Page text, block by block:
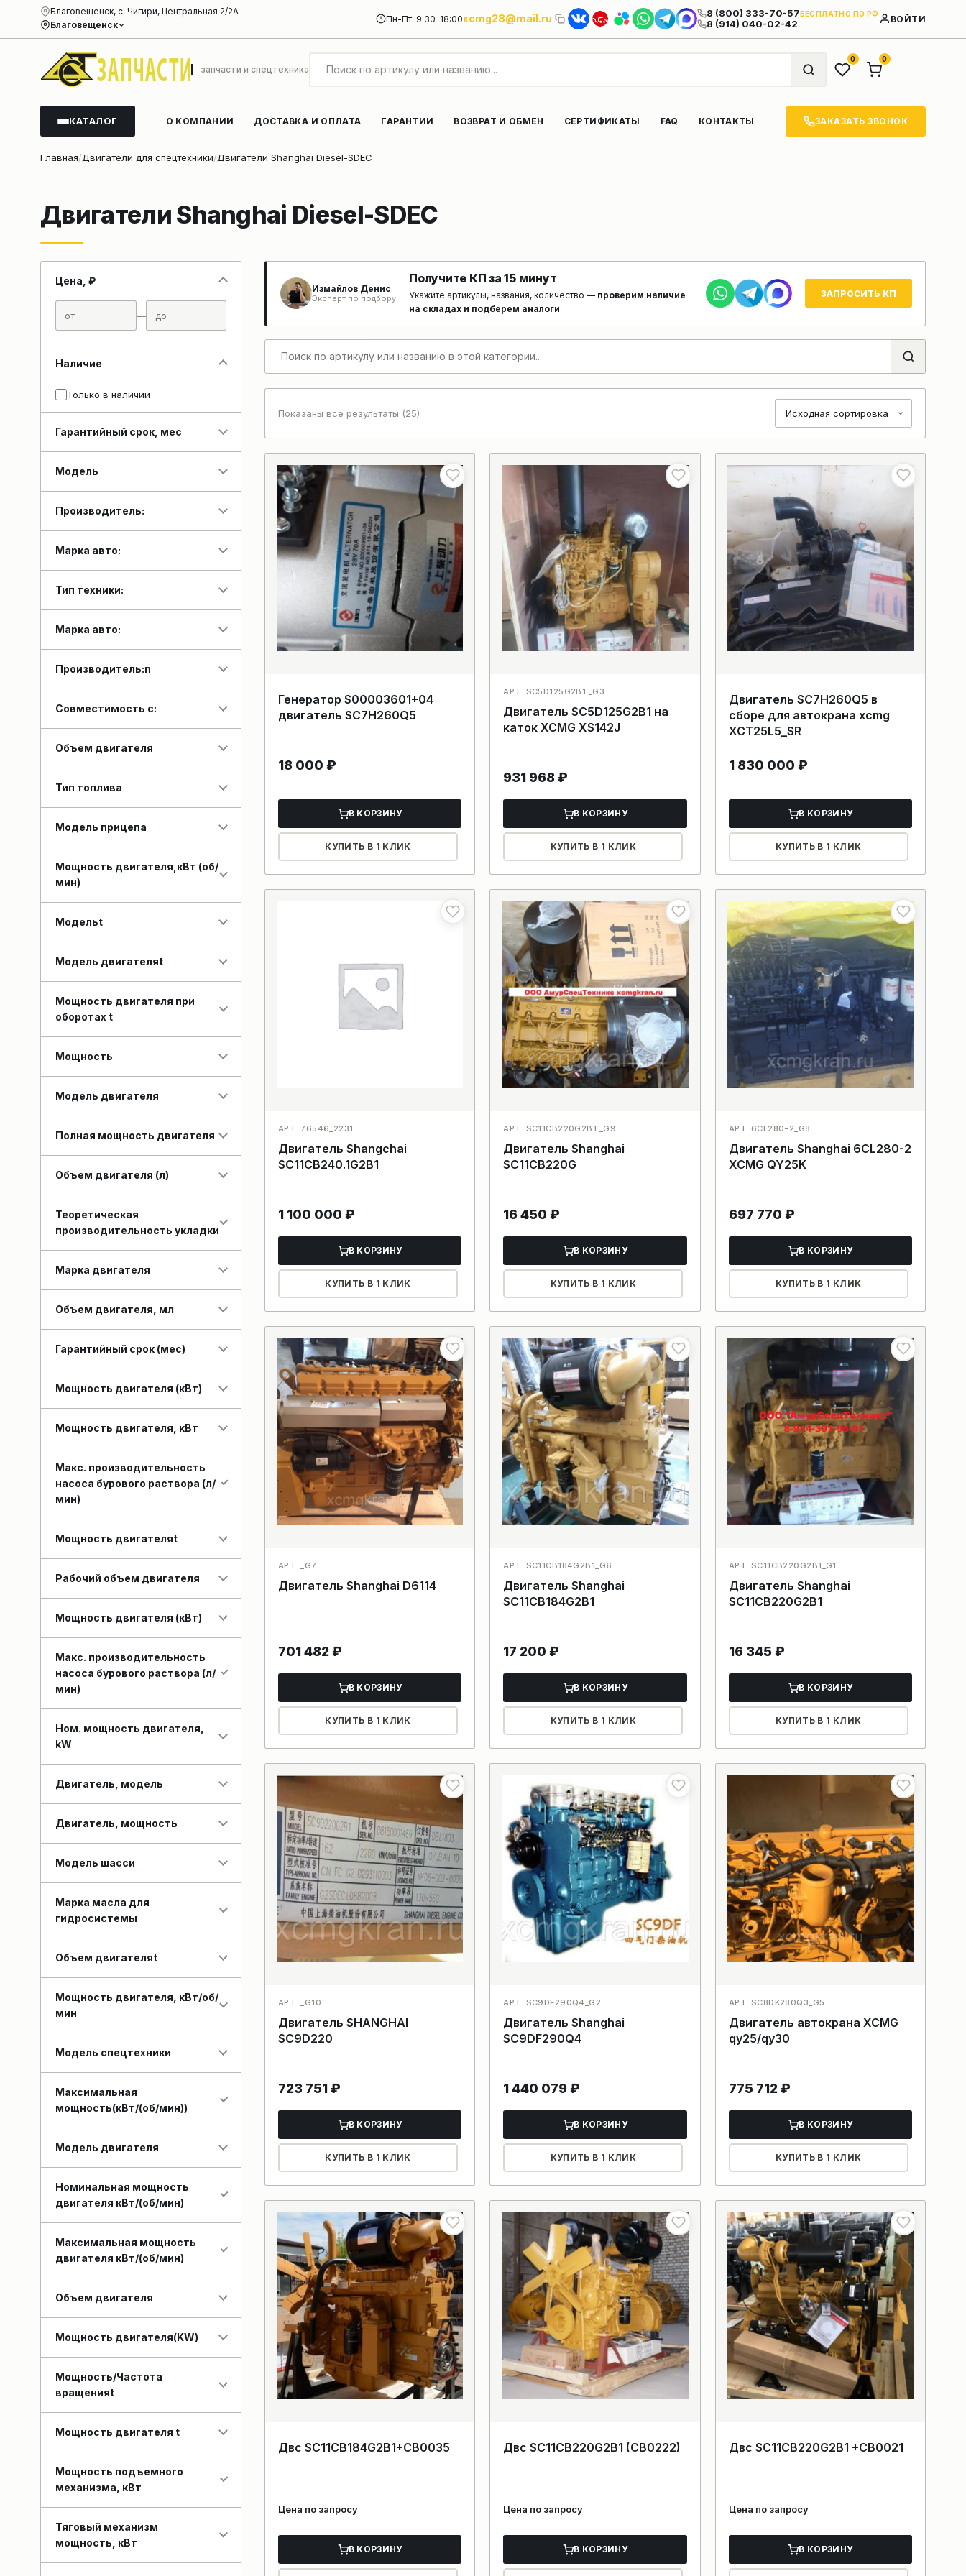
Благовещенск
Благовещенск, с. Чигири, Центральная 2/2А
Пн-Пт: 9:30–18:00xcmg28@mail.ru 8 (800) 333-70-57БЕСПЛАТНО ПО РФ
8 (914) 040-02-42 ВОЙТИ
запчасти и спецтехника
0 0
КАТАЛОГ О КОМПАНИИ ДОСТАВКА И ОПЛАТА ГАРАНТИИ ВОЗВРАТ И ОБМЕН СЕРТИФИКАТЫ FAQ КОНТАКТЫ ЗАКАЗАТЬ ЗВОНОК
Главная Двигатели для спецтехники Двигатели Shanghai Diesel-SDEC
Двигатели Shanghai Diesel-SDEC
Цена, ₽
—
Наличие
Только в наличии
Гарантийный срок, мес
Модель
Производитель:
Марка авто:
Тип техники:
Марка авто:
Производитель:n
Совместимость с:
Объем двигателя
Тип топлива
Модель прицепа
Мощность двигателя,кВт (об/
мин)
Модельt
Модель двигателяt
Мощность двигателя при
оборотах t
Мощность
Модель двигателя
Полная мощность двигателя
Объем двигателя (л)
Теоретическая
производительность укладки
Марка двигателя
Объем двигателя, мл
Гарантийный срок (мес)
Мощность двигателя (кВт)
Мощность двигателя, кВт
Макс. производительность
насоса бурового раствора (л/
мин)
Мощность двигателяt
Рабочий объем двигателя
Мощность двигателя (кВт)
Макс. производительность
насоса бурового раствора (л/
мин)
Ном. мощность двигателя,
kW
Двигатель, модель
Двигатель, мощность
Модель шасси
Марка масла для
гидросистемы
Объем двигателяt
Мощность двигателя, кВт/об/
мин
Модель спецтехники
Максимальная
мощность(кВт/(об/мин))
Модель двигателя
Номинальная мощность
двигателя кВт/(об/мин)
Максимальная мощность
двигателя кВт/(об/мин)
Объем двигателя
Мощность двигателя(KW)
Мощность/Частота
вращенияt
Мощность двигателя t
Мощность подъемного
механизма, кВт
Тяговый механизм
мощность, кВт
Измайлов Денис
Эксперт по подбору
Получите КП за 15 минут
Укажите артикулы, названия, количество — проверим наличие
на складах и подберем аналоги.
ЗАПРОСИТЬ КП
Показаны все результаты (25)
Генератор S00003601+04
двигатель SC7H260Q5
18 000 ₽
В КОРЗИНУ
КУПИТЬ В 1 КЛИК
АРТ: SC5D125G2B1 _G3
Двигатель SC5D125G2B1 на
каток XCMG XS142J
931 968₽
В КОРЗИНУ
КУПИТЬ В 1 КЛИК
Двигатель SC7H260Q5 в
сборе для автокрана xcmg
XCT25L5_SR
1 830 000 ₽
В КОРЗИНУ
КУПИТЬ В 1 КЛИК
АРТ: 76546_2231
Двигатель Shangchai
SC11CB240.1G2B1
1 100 000 ₽
В КОРЗИНУ
КУПИТЬ В 1 КЛИК
АРТ: SC11CB220G2B1 _G9
Двигатель Shanghai
SC11CB220G
16 450₽
В КОРЗИНУ
КУПИТЬ В 1 КЛИК
АРТ: 6CL280-2_G8
Двигатель Shanghai 6CL280-2
XCMG QY25K
697 770 ₽
В КОРЗИНУ
КУПИТЬ В 1 КЛИК
АРТ: _G7
Двигатель Shanghai D6114
701 482₽
В КОРЗИНУ
КУПИТЬ В 1 КЛИК
АРТ: SC11CB184G2B1_G6
Двигатель Shanghai
SC11CB184G2B1
17 200₽
В КОРЗИНУ
КУПИТЬ В 1 КЛИК
АРТ: SC11CB220G2B1_G1
Двигатель Shanghai
SC11CB220G2B1
16 345 ₽
В КОРЗИНУ
КУПИТЬ В 1 КЛИК
АРТ: _G10
Двигатель SHANGHAI
SC9D220
723 751₽
В КОРЗИНУ
КУПИТЬ В 1 КЛИК
АРТ: SC9DF290Q4_G2
Двигатель Shanghai
SC9DF290Q4
1 440 079₽
В КОРЗИНУ
КУПИТЬ В 1 КЛИК
АРТ: SC8DK280Q3_G5
Двигатель автокрана XCMG
qy25/qy30
775 712₽
В КОРЗИНУ
КУПИТЬ В 1 КЛИК
Двс SC11CB184G2B1+CB0035
Цена по запросу
В КОРЗИНУ
Двс SC11CB220G2B1 (CB0222)
Цена по запросу
В КОРЗИНУ
Двс SC11CB220G2B1 +CB0021
Цена по запросу
В КОРЗИНУ